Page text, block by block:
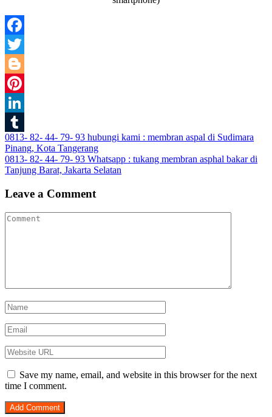
Facebook
Twitter
Blogger
Pinterest
LinkedIn
Tumblr
Post
navigation
0813- 82- 44- 79- 93 hubungi kami : membran aspal di Sudimara
Pinang, Kota Tangerang
0813- 82- 44- 79- 93 Whatsapp : tukang membran asphal bakar di
Tanjung Barat, Jakarta Selatan
Leave a Comment
Save my name, email, and website in this browser for the next
time I comment.